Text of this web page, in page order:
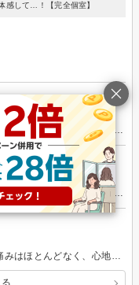
感して…！【完全個室】
施術後のアドバイスもいただきとても満足です！ 体全体もすっきりしましたし、今後どのようなエステが合うのかなども教えてくださりました。 ブライダル直前での駆け込みでしたがよかったです！ シェービングは電動シェーバーで行いますが部屋も暗く思ったほどではないのでしっかりしたものは別の店舗が良いと思います。
接客も素敵で、優しくて、施術も気持ちよかったです。 特に勧誘もありませんでした。 ありがとうございました。
痛いかな？と思っていたリンパ流しですが、痛みはほとんどなく、心地良かったです。しっかり汗もかいてさっぱりできました。シャワーが使えるのが助かります。 店を出て歩き始めたとき、足が上げやすく、歩きやすくなっていたのには驚きました。滞りが少し流れてくれたんだな、と帰り道に実感しました。ただ、他の個室の会話がうるさくて、リラックスはできませんでした。